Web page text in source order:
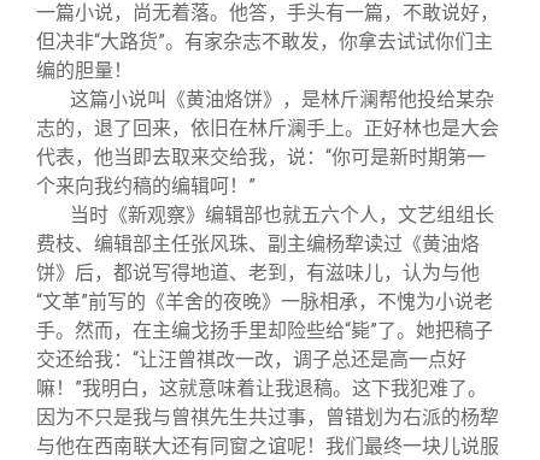
一篇小说，尚无着落。他答，手头有一篇，不敢说好，
但决非“大路货”。有家杂志不敢发，你拿去试试你们主
编的胆量！
这篇小说叫《黄油烙饼》，是林斤澜帮他投给某杂
志的，退了回来，依旧在林斤澜手上。正好林也是大会
代表，他当即去取来交给我，说：“你可是新时期第一
个来向我约稿的编辑呵！”
当时《新观察》编辑部也就五六个人，文艺组组长
费枝、编辑部主任张风珠、副主编杨犂读过《黄油烙
饼》后，都说写得地道、老到，有滋味儿，认为与他
“文革”前写的《羊舍的夜晚》一脉相承，不愧为小说老
手。然而，在主编戈扬手里却险些给“毙”了。她把稿子
交还给我：“让汪曾祺改一改，调子总还是高一点好
嘛！”我明白，这就意味着让我退稿。这下我犯难了。
因为不只是我与曾祺先生共过事，曾错划为右派的杨犂
与他在西南联大还有同窗之谊呢！我们最终一块儿说服